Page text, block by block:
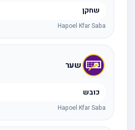
שחקן
Hapoel Kfar Saba
שער
כובש
Hapoel Kfar Saba